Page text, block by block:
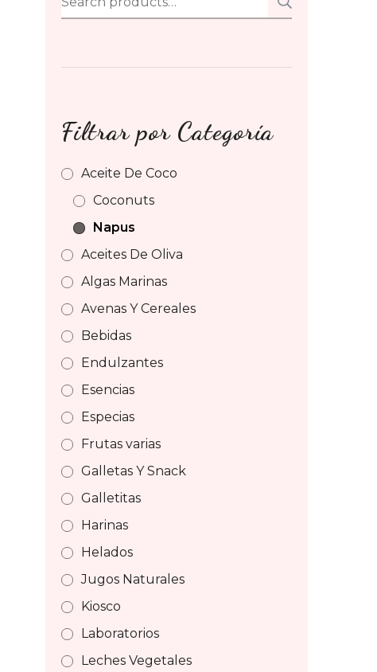
for:
Filtrar por Categoría
Aceite De Coco
Coconuts
Napus
Aceites De Oliva
Algas Marinas
Avenas Y Cereales
Bebidas
Endulzantes
Esencias
Especias
Frutas varias
Galletas Y Snack
Galletitas
Harinas
Helados
Jugos Naturales
Kiosco
Laboratorios
Leches Vegetales